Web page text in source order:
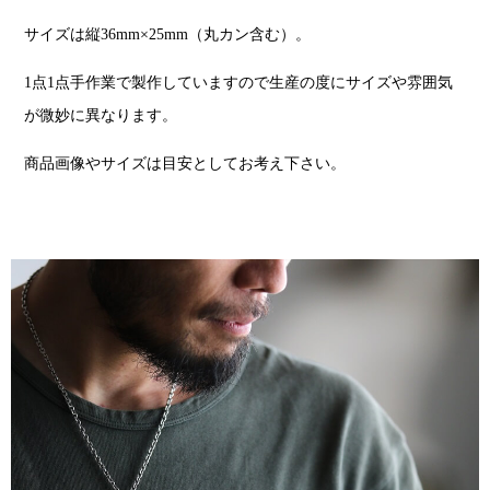
サイズは縦36mm×25mm（丸カン含む）。
1点1点手作業で製作していますので生産の度にサイズや雰囲気
が微妙に異なります。
商品画像やサイズは目安としてお考え下さい。